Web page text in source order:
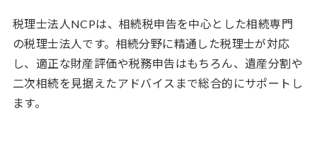
税理士法人NCPは、相続税申告を中心とした相続専門
の税理士法人です。相続分野に精通した税理士が対応
し、適正な財産評価や税務申告はもちろん、遺産分割や
二次相続を見据えたアドバイスまで総合的にサポートし
ます。